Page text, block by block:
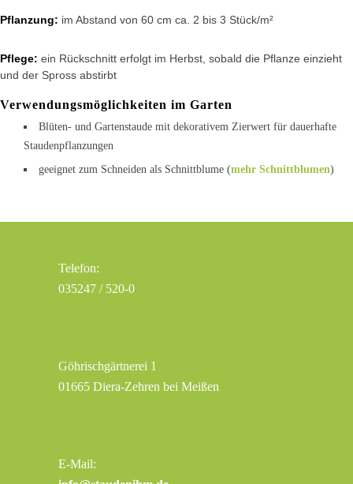
Pflanzung: im Abstand von 60 cm ca. 2 bis 3 Stück/m²
Pflege: ein Rückschnitt erfolgt im Herbst, sobald die Pflanze einzieht
und der Spross abstirbt
Verwendungsmöglichkeiten im Garten
Blüten- und Gartenstaude mit dekorativem Zierwert für dauerhafte
Staudenpflanzungen
geeignet zum Schneiden als Schnittblume (mehr Schnittblumen)
Telefon:
035247 / 520-0
Göhrischgärtnerei 1
01665 Diera-Zehren bei Meißen
E-Mail: